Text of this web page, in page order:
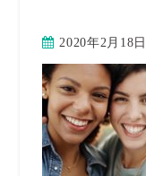
2020年2月18日